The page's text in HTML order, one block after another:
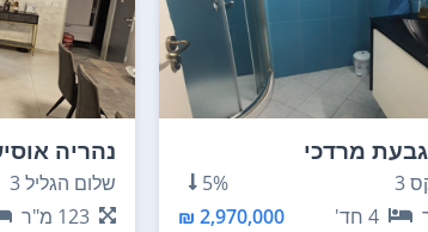
מרדכי
3
5%
4 חד' 2,970,000 ₪
נהריה
שלום הגליל 3
123 מ"ר